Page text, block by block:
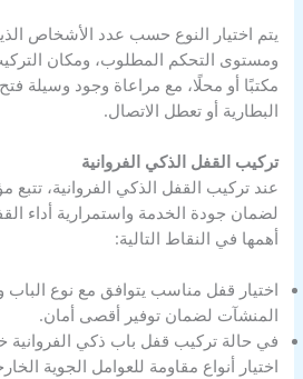
يتم اختيار النوع حسب عدد الأشخاص
ومستوى التحكم المطلوب، ومكان
مكتبًا أو محلًا، مع مراعاة وجود وسيلة
البطارية أو تعطل الاتصال.
تركيب القفل الذكي الفروانية
عند تركيب القفل الذكي الفروانية، تتبع
لضمان جودة الخدمة واستمرارية أداء
أهمها في النقاط التالية:
اختيار قفل مناسب يتوافق مع نوع
المنشآت لضمان توفير أقصى أمان.
في حالة تركيب قفل باب ذكي الفروانية
اختيار أنواع مقاومة للعوامل الجوية